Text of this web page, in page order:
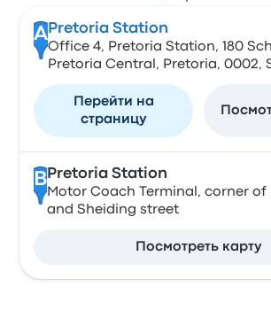
A Pretoria Station
Office 4, Pretoria Station, 180
Pretoria Central, Pretoria, 0002,
Перейти на
страницу
B Pretoria Station
Motor Coach Terminal, corner of
and Sheiding street
Посмотреть карту